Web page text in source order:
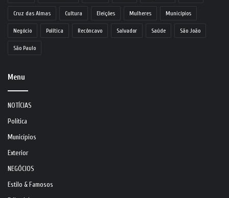
Cruz das Almas Cultura Eleições Mulheres Municípios
Negócio Política Recôncavo Salvador Saúde São João
São Paulo
Menu
NOTÍCIAS
Política
Municípios
Exterior
NEGÓCIOS
Estilo & Famosos